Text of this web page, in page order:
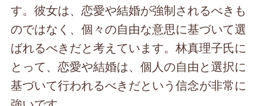
す。彼女は、恋愛や結婚が強制されるべきも
のではなく、個々の自由な意思に基づいて選
ばれるべきだと考えています。林真理子氏に
とって、恋愛や結婚は、個人の自由と選択に
基づいて行われるべきだという信念が非常に